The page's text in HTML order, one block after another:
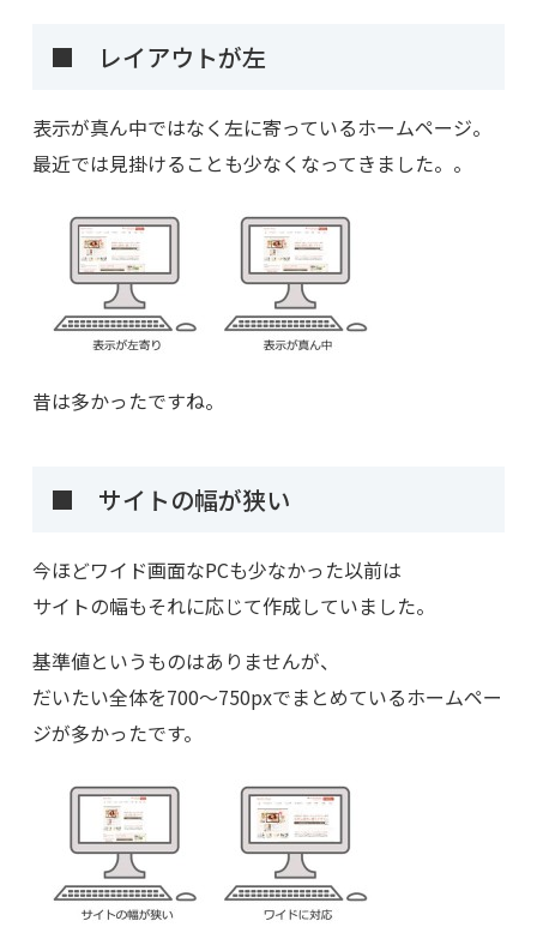
■ レイアウトが左
表示が真ん中ではなく左に寄っているホームページ。
最近では見掛けることも少なくなってきました。。
昔は多かったですね。
■ サイトの幅が狭い
今ほどワイド画面なPCも少なかった以前は
サイトの幅もそれに応じて作成していました。
基準値というものはありませんが、
だいたい全体を700～750pxでまとめているホームペー
ジが多かったです。